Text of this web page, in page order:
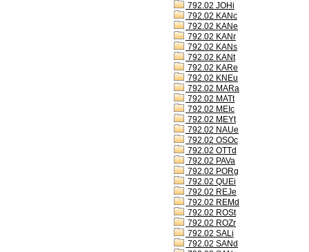
792.02 JOHi
792.02 KANc
792.02 KANe
792.02 KANr
792.02 KANs
792.02 KANt
792.02 KARe
792.02 KNEu
792.02 MARa
792.02 MATt
792.02 MEIc
792.02 MEYt
792.02 NAUe
792.02 OSOc
792.02 OTTd
792.02 PAVa
792.02 PORg
792.02 QUEi
792.02 REJe
792.02 REMd
792.02 ROSt
792.02 ROZr
792.02 SALi
792.02 SANd